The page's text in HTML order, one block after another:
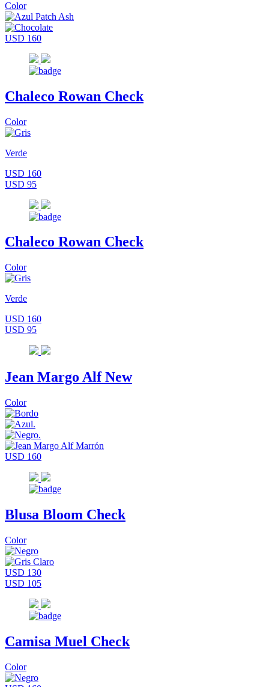
Color
USD 160
Chaleco Rowan Check
Color
Verde
USD 160
USD 95
Chaleco Rowan Check
Color
Verde
USD 160
USD 95
Jean Margo Alf New
Color
USD 160
Blusa Bloom Check
Color
USD 130
USD 105
Camisa Muel Check
Color